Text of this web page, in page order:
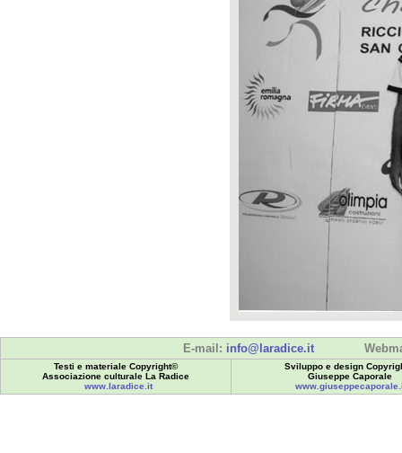
E-mail: info@laradice.it
Testi e materiale Copyright©
Associazione culturale La Radice
www.laradice.it
Sviluppo e design
Giuseppe Caporale